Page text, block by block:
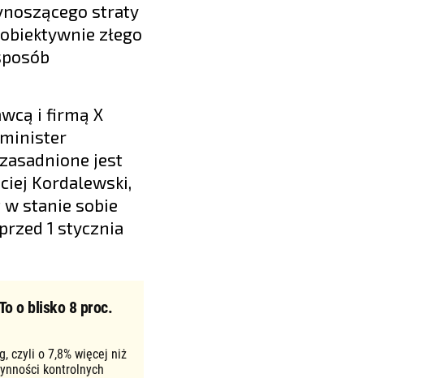
straty
złego
i firmą X
jest
Kordalewski,
stanie sobie
1 stycznia
o blisko 8 proc.
czyli o 7,8% więcej niż
kontrolnych